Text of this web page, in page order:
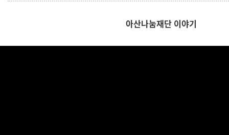
아산나눔재단 이야기